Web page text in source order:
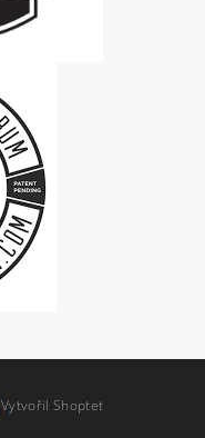
Vytvořil Shoptet